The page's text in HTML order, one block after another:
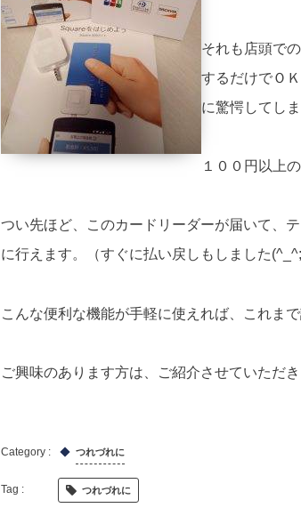
それも店頭で
するだけでＯ
に驚愕してしま
１００円以上
つい先ほど、このカードリーダーが届いて、
に行えます。（すぐに払い戻しもしました
こんな便利な機能が手軽に使えれば、これま
ご興味のあります方は、ご紹介させていただ
つれづれに
つれづれに